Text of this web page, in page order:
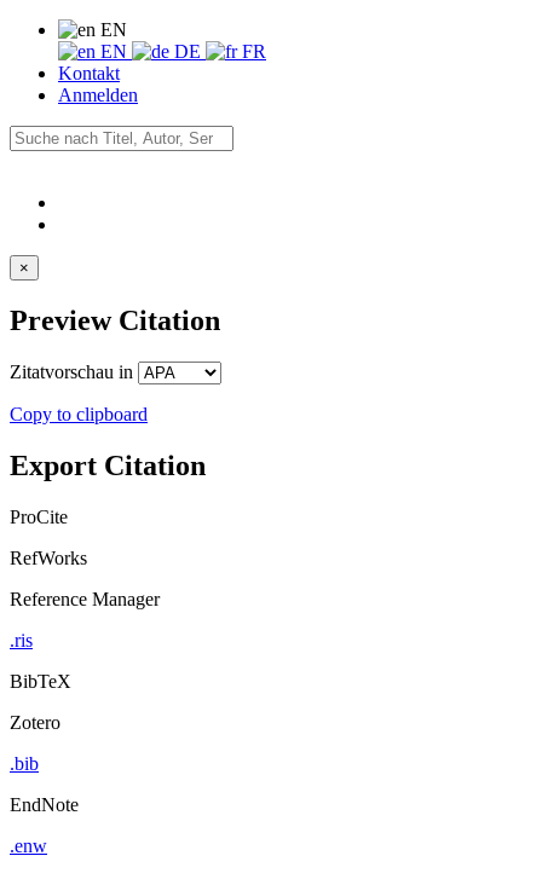
EN
EN
DE
FR
Kontakt
Anmelden
×
Preview Citation
Zitatvorschau in
Copy to clipboard
Export Citation
ProCite
RefWorks
Reference Manager
.ris
BibTeX
Zotero
.bib
EndNote
.enw